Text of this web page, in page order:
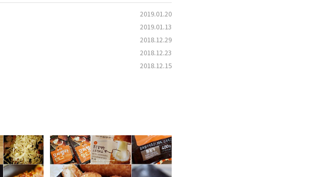
2019.01.20
2019.01.13
2018.12.29
2018.12.23
2018.12.15